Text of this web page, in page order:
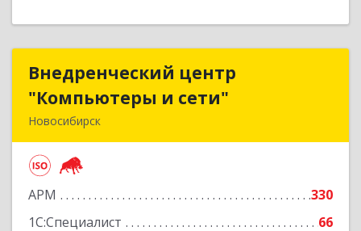
Внедренческий центр
"Компьютеры и сети"
Новосибирск
АРМ
330
1С:Специалист
66
Внедренческий центр
"Компьютеры и сети"
Подробнее